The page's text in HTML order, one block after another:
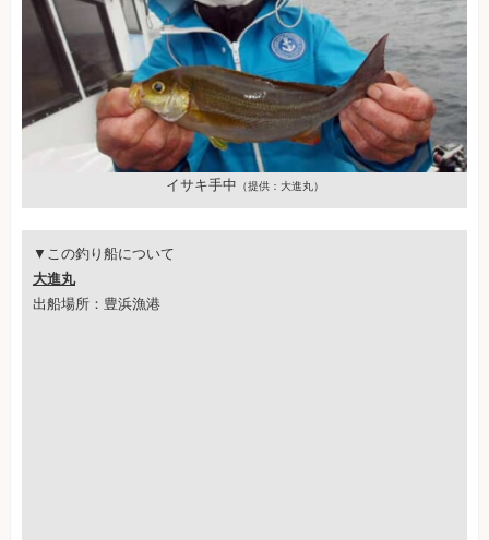
イサキ手中 （提供：大進丸）
▼この釣り船について
大進丸
出船場所：豊浜漁港